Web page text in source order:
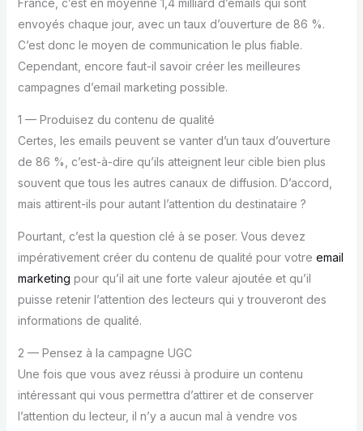
France, c’est en moyenne 1,4 milliard d’emails qui sont
envoyés chaque jour, avec un taux d’ouverture de 86 %.
C’est donc le moyen de communication le plus fiable.
Cependant, encore faut-il savoir créer les meilleures
campagnes d’email marketing possible.
1 — Produisez du contenu de qualité
Certes, les emails peuvent se vanter d’un taux d’ouverture
de 86 %, c’est-à-dire qu’ils atteignent leur cible bien plus
souvent que tous les autres canaux de diffusion. D’accord,
mais attirent-ils pour autant l’attention du destinataire ?
Pourtant, c’est la question clé à se poser. Vous devez
impérativement créer du contenu de qualité pour votre email
marketing pour qu’il ait une forte valeur ajoutée et qu’il
puisse retenir l’attention des lecteurs qui y trouveront des
informations de qualité.
2 — Pensez à la campagne UGC
Une fois que vous avez réussi à produire un contenu
intéressant qui vous permettra d’attirer et de conserver
l’attention du lecteur, il n’y a aucun mal à vendre vos